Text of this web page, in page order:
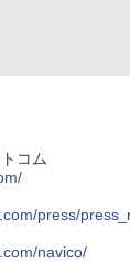
コム
press/
navico/